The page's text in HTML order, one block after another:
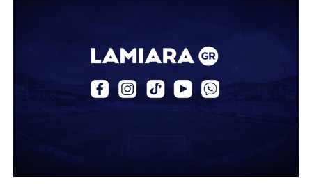
περσινή σεζόν πραγματοποίησε γεμάτη χρονιά στη Γ’
Στο παρελθόν αγωνίστηκε στην ΑΕΚ Β’, με την οποία
κατέγραψε 10 συμμετοχές στη Super League 2, καθώς
επίσης σε Εθνικό και Ζάκυνθο. Ξεκίνησε την καριέρα του